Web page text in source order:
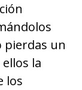
pierdas un
la
los